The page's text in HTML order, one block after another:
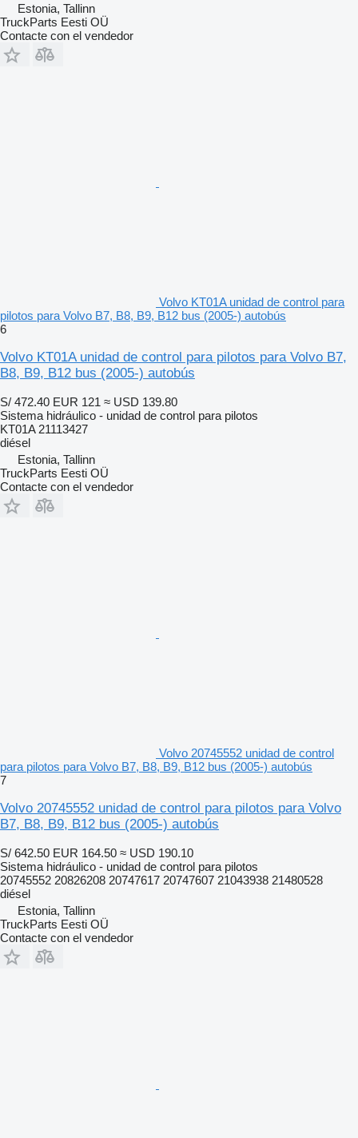
Estonia, Tallinn
TruckParts Eesti OÜ
Contacte con el vendedor
Volvo KT01A unidad de control para
pilotos para Volvo B7, B8, B9, B12 bus (2005-) autobús
6
Volvo KT01A unidad de control para pilotos para Volvo B7,
B8, B9, B12 bus (2005-) autobús
S/ 472.40 EUR 121 ≈ USD 139.80
Sistema hidráulico - unidad de control para pilotos
KT01A 21113427
diésel
Estonia, Tallinn
TruckParts Eesti OÜ
Contacte con el vendedor
Volvo 20745552 unidad de control
para pilotos para Volvo B7, B8, B9, B12 bus (2005-) autobús
7
Volvo 20745552 unidad de control para pilotos para Volvo
B7, B8, B9, B12 bus (2005-) autobús
S/ 642.50 EUR 164.50 ≈ USD 190.10
Sistema hidráulico - unidad de control para pilotos
20745552 20826208 20747617 20747607 21043938 21480528
diésel
Estonia, Tallinn
TruckParts Eesti OÜ
Contacte con el vendedor